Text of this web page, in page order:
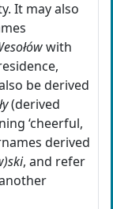
It may also
with
be derived
(derived
‘cheerful,
derived
, and refer